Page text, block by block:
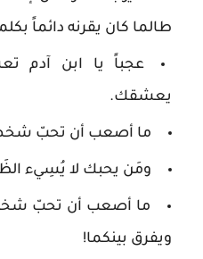
طالما كان يقرنه دائماً
عجباً يا ابن آدم
‏يعشقك.
ما أصعب أن تحبّ
ومَن يحبك لا يُسِيء
ما أصعب أن تحبّ
ويفرق بينكما!